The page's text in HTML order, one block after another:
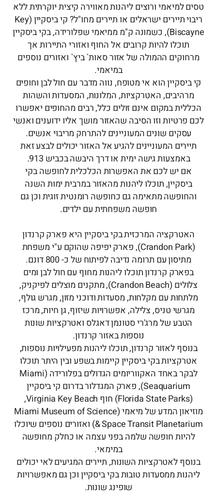
טסים למיאמי ורוצים ליהנות מאווירה קיצית יוקרתית ללא
ריבוי תיירים ישראלים או תיירים מחו"ל? קי ביסקיין (Key
Biscayne), כשמונה ק"מ ממיאמי שפלורידה,
בקי ביסקיין
תוכלו להיות קרובים אל החוף ואזורי התיירות אך
מרחוקים ההמולה של אזור סאות` ביץ` ואזורים נוספים
במיאמי.
קי ביסקיין הוא אי מטופח, נווה מדבר עם חול לבן וחופים
מרהיבים, האטרקציות, המלונות, המסעדות והשהות
הכללית במקום אינם זולים כלל, רבים מהחופים יאפשרו
לכם פרטיות וזו הסיבה שהאזור מושך אליו ידוענים ואנשי
עסקים שונים המעוניינים להתרחק מריבוי אנשים.
תיירים המעוניינים להגיע אל האזור יכולים לבצע זאת
באמצעות גישה ימית או דרך היבשה בכביש 913.
אם יש לכם את האפשרות הכלכלית לחופשה בקי
ביסקיין, תוכלו ליהנות מהאזור במרבית ימות השנה
והחופשה מתאימה גם כחופשה רומנטית זוגית וכן גם
חופשה משפחתית עם ילדים.
האטרקציה המרכזית בקי ביסקיין היא פארק קרנדון
(Crandon Park), פארק יפיפה שהוקם ע"י משפחת
מתיסון עם תרומה נדיבה לפיתוח של כ- 800 דונם.
בפארק קרנדון תוכלו ליהנות מחוף עם חול לבן ומים
צלולים (Crandon Beach), מתקנים מוצלים לפיקניק,
מלתחות עם מקלחות, מסעדות ודוכני מזון, מגרש גולף,
מגרשי טניס, צלילה, אפשרויות שיזוף, גן חיות, מרכז
הטבע של מרג'רי סטונמן דאגלס ואטרקציות שונות
נוספות באזור קרנדון.
בנוסף לאזור קרנדון, תוכלו ליהנות מפעילויות נוספות,
אטרקציות בקי ביסקיין קיימות בשפע ובין היתר תוכלו
לבקר באחד האקווריומים הגדולים בפלורידה (Miami
Seaquarium), פארק המגדלור בדרום קי ביסקיין
(Florida State Parks) חוף Virginia Key Beach,
מוזיאון המדע של מיאמי (Miami Museum of Science
& Space Transit Planetarium) ואזורים נוספים שיוכלו
להיות חופשה שלמה בפני עצמה או כחלק מחופשה
במימאי.
בנוסף לאטרקציות השונות, תיירים המגיעים לאי יכולים
ליהנות ממסעדות טובות בקי ביסקיין וכן גם מאפשרויות
שופינג שונות.